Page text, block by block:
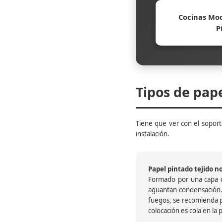
Cocinas
Tipos de
Tiene que ver con el
instalación.
Papel pintado tejido
Formado por una
aguantan
fuegos, se recomienda
colocación es cola en la